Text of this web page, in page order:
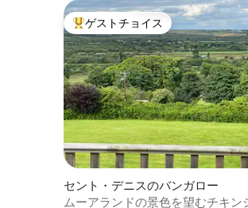
大好評のゲストチョイスです。
ゲストチョイス
セント・デニスのバンガロー
ムーアランドの景色を望むチキン